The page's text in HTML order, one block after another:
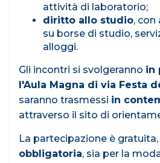
attività di laboratorio;
diritto allo studio,
su borse di studio,
alloggi.
Gli incontri si svolgeranno in
l'Aula Magna di via Festa
saranno trasmessi in
attraverso il sito di
La partecipazione è
obbligatoria, sia per la